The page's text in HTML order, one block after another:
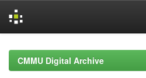
navigationCMMU Digital Archive